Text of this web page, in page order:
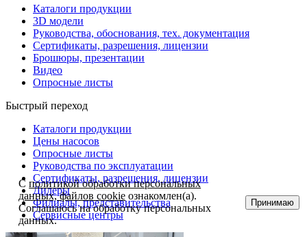
Каталоги продукции
3D модели
Руководства, обоснования, тех. документация
Сертификаты, разрешения, лицензии
Брошюры, презентации
Видео
Опросные листы
Быстрый переход
Каталоги продукции
Цены насосов
Опросные листы
Руководства по эксплуатации
Сертификаты, разрешения, лицензии
Дилеры
Филиалы, представительства
Сервисные центры
Сполитикой обработки персональных
данных, файлов cookie ознакомлен(а).
Соглашаюсь на обработку персональных
данных.
Принимаю